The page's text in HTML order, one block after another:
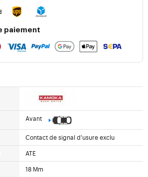
paiement
Avant
Contact de signal d'usure exclu
ATE
18 Mm